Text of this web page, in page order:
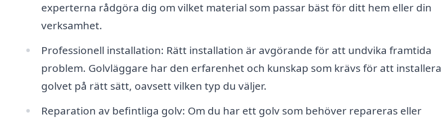
experterna rådgöra dig om vilket material som passar bäst för ditt hem eller din
verksamhet.
Professionell installation: Rätt installation är avgörande för att undvika framtida
problem. Golvläggare har den erfarenhet och kunskap som krävs för att installera
golvet på rätt sätt, oavsett vilken typ du väljer.
Reparation av befintliga golv: Om du har ett golv som behöver repareras eller